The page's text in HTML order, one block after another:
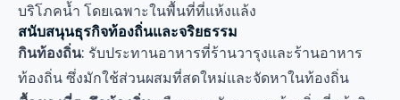
บริโภคน้ำ โดยเฉพาะในพื้นที่ที่แห้งแล้ง
สนับสนุนธุรกิจท้องถิ่นและจริยธรรม
กินท้องถิ่น: รับประทานอาหารที่ร้านวารุงและร้านอาหาร
ท้องถิ่น ซึ่งมักใช้ส่วนผสมที่สดใหม่และจัดหาในท้องถิ่น